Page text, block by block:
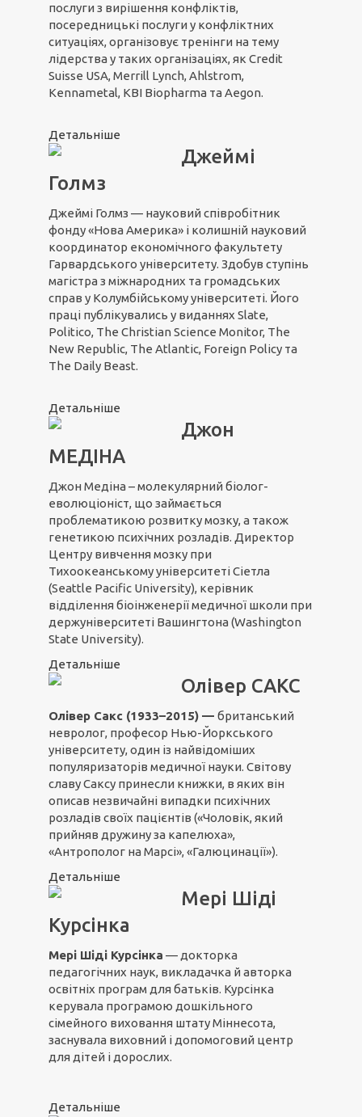
послуги з вирішення конфліктів,
посередницькі послуги у конфліктних
ситуаціях, організовує тренінги на тему
лідерства у таких організаціях, як Credit
Suisse USA, Merrill Lynch, Ahlstrom,
Kennametal, KBI Biopharma та Aegon.
Детальніше
Джеймі
Голмз
Джеймі Голмз — науковий співробітник
фонду «Нова Америка» і колишній науковий
координатор економічного факультету
Гарвардського університету. Здобув ступінь
магістра з міжнародних та громадських
справ у Колумбійському університеті. Його
праці публікувались у виданнях Slate,
Politico, The Christian Science Monitor, The
New Republic, The Atlantic, Foreign Policy та
The Daily Beast.
Детальніше
Джон
МЕДІНА
Джон Медіна – молекулярний біолог-
еволюціоніст, що займається
проблематикою розвитку мозку, а також
генетикою психічних розладів. Директор
Центру вивчення мозку при
Тихоокеанському університеті Сіетла
(Seattle Pacific University), керівник
відділення біоінженерії медичної школи при
держуніверситеті Вашингтона (Washington
State University).
Детальніше
Олівер САКС
Олівер Сакс (1933–2015) — британський
невролог, професор Нью-Йоркського
університету, один із найвідоміших
популяризаторів медичної науки. Світову
славу Саксу принесли книжки, в яких він
описав незвичайні випадки психічних
розладів своїх пацієнтів («Чоловік, який
прийняв дружину за капелюха»,
«Антрополог на Марсі», «Галюцинації»).
Детальніше
Мері Шіді
Курсінка
Мері Шіді Курсінка — докторка
педагогічних наук, викладачка й авторка
освітніх програм для батьків. Курсінка
керувала програмою дошкільного
сімейного виховання штату Міннесота,
заснувала виховний і допомоговий центр
для дітей і дорослих.
Детальніше